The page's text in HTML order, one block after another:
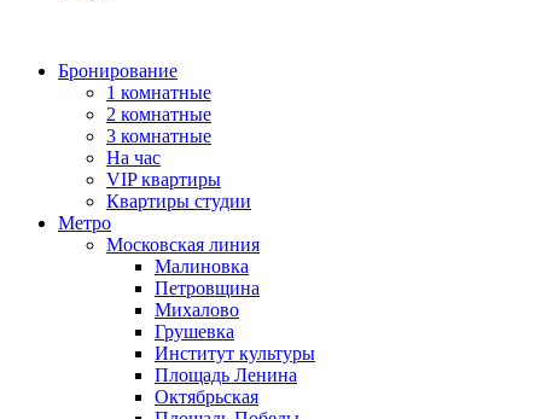
Бронирование
1 комнатные
2 комнатные
3 комнатные
На час
VIP квартиры
Квартиры студии
Метро
Московская линия
Малиновка
Петровщина
Михалово
Грушевка
Институт культуры
Площадь Ленина
Октябрьская